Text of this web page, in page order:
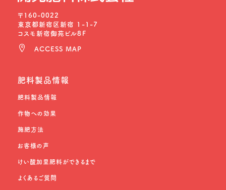
〒160-0022
東京都新宿区新宿 1-1-7
コスモ新宿御苑ビル8F
ACCESS MAP
肥料製品情報
肥料製品情報
作物への効果
施肥方法
お客様の声
けい酸加里肥料ができるまで
よくあるご質問